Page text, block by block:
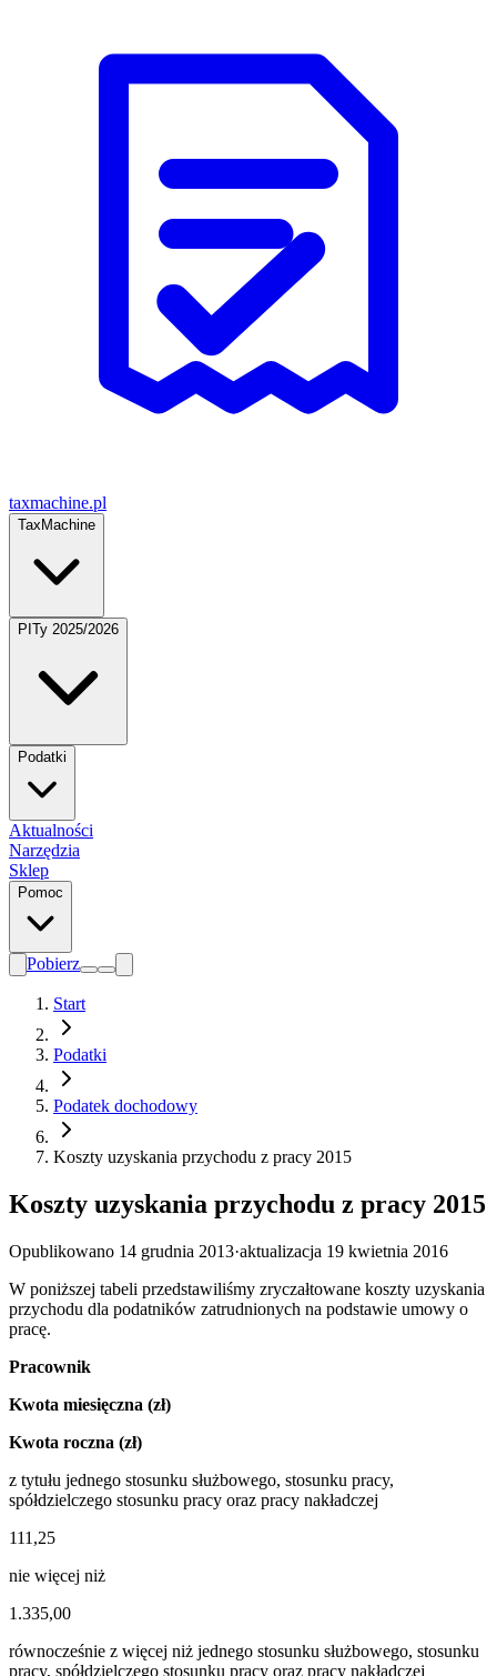
taxmachine.pl
TaxMachine
PITy 2025/2026
Podatki
Aktualności
Narzędzia
Sklep
Pomoc
Pobierz
Start
Podatki
Podatek dochodowy
Koszty uzyskania przychodu z pracy 2015
Koszty uzyskania przychodu z pracy 2015
Opublikowano 14 grudnia 2013·aktualizacja 19 kwietnia 2016
W poniższej tabeli przedstawiliśmy zryczałtowane koszty uzyskania
przychodu dla podatników zatrudnionych na podstawie umowy o
pracę.
Pracownik
Kwota miesięczna (zł)
Kwota roczna (zł)
z tytułu jednego stosunku służbowego, stosunku pracy,
spółdzielczego stosunku pracy oraz pracy nakładczej
111,25
nie więcej niż
1.335,00
równocześnie z więcej niż jednego stosunku służbowego, stosunku
pracy, spółdzielczego stosunku pracy oraz pracy nakładczej